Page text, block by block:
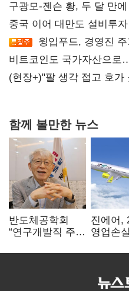
구광모-젠슨 황, 두 달 만
중국 이어 대만도 설비투
윙입푸드, 경영진
비트코인도 국가자산으로
숙제
(현장+)"팔 생각 접고 호
함께 볼만한 뉴스
반도체공학회
“연구개발직 주
개선해야”
진에어,
영업손실
상승 여